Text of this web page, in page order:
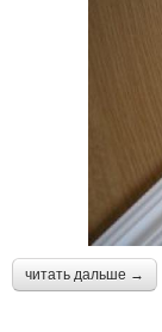
читать дальше →